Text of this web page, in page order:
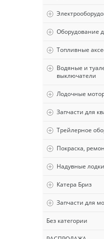
Оборудование
Топливные
Водяные и
выключатели
Лодочные
Запчасти для
Трейлерное
Покраска,
Надувные
Катера Бриз
Запчасти для
Без категории